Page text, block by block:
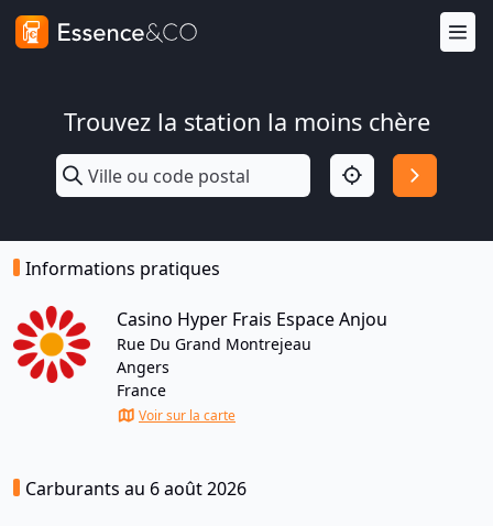
Trouvez la station la moins chère
Informations pratiques
Casino Hyper Frais Espace Anjou
Rue Du Grand Montrejeau
Angers
France
Voir sur la carte
Carburants au 6 août 2026